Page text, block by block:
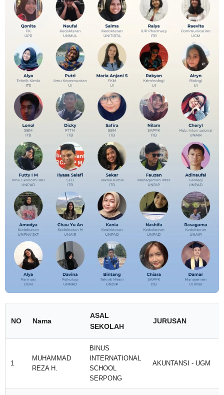
NO Nama
ASAL
SEKOLAH
JURUSAN
1
MUHAMMAD
REZA H.
BINUS
INTERNATIONAL
SCHOOL
SERPONG
AKUNTANSI - UGM